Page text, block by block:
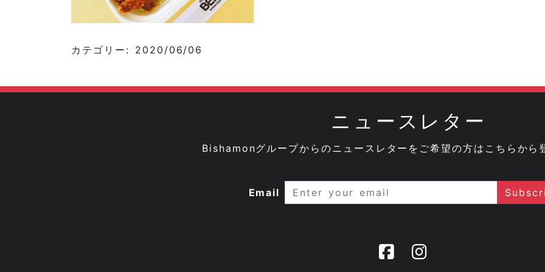
カテゴリー: 2020/06/06
ニュースレター
Bishamonグループからのニュースレターをご希望の方はこちらから
Email